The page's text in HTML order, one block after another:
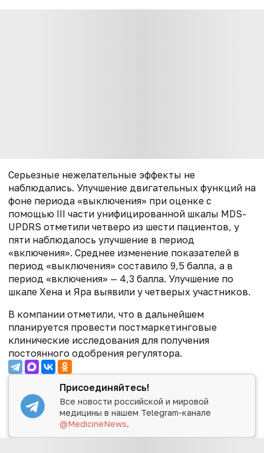
Серьезные нежелательные эффекты не
наблюдались. Улучшение двигательных функций на
фоне периода «выключения» при оценке с
помощью III части унифицированной шкалы MDS-
UPDRS отметили четверо из шести пациентов, у
пяти наблюдалось улучшение в период
«включения». Среднее изменение показателей в
период «выключения» составило 9,5 балла, а в
период «включения» — 4,3 балла. Улучшение по
шкале Хена и Яра выявили у четверых участников.
В компании отметили, что в дальнейшем
планируется провести постмаркетинговые
клинические исследования для получения
постоянного одобрения регулятора.
Присоединяйтесь!
Все новости российской и мировой
медицины в нашем Telegram-канале
@MedicineNews.